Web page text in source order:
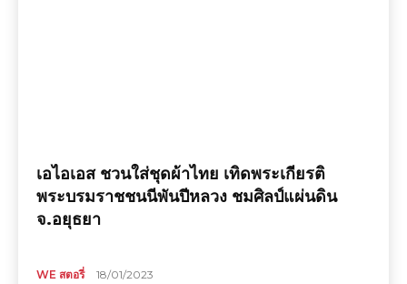
เอไอเอส ชวนใส่ชุดผ้าไทย เทิดพระเกียรติ
พระบรมราชชนนีพันปีหลวง ชมศิลป์แผ่นดิน
จ.อยุธยา
WE สตอรี่ 18/01/2023